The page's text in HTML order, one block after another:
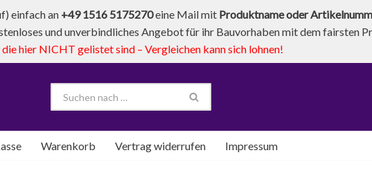
einfach an +49 1516 5175270eine Mail mit Produktname oder
und unverbindliches Angebot für ihr Bauvorhaben mit dem fairsten
hier NICHT gelistet sind – Vergleichen kann sich lohnen!
Warenkorb Vertrag widerrufen Impressum